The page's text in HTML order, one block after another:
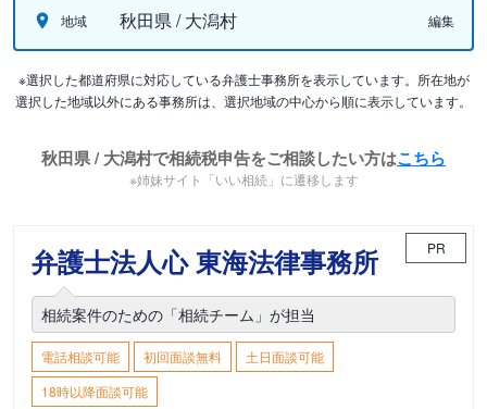
地域 秋田県 / 大潟村 編集
※選択した都道府県に対応している弁護士事務所を表示しています。所在地が
選択した地域以外にある事務所は、選択地域の中心から順に表示しています。
秋田県 / 大潟村で相続税申告をご相談したい方はこちら
※姉妹サイト「いい相続」に遷移します
弁護士法人心 東海法律事務所 PR
相続案件のための「相続チーム」が担当
電話相談可能 初回面談無料
土日面談可能
18時以降面談可能